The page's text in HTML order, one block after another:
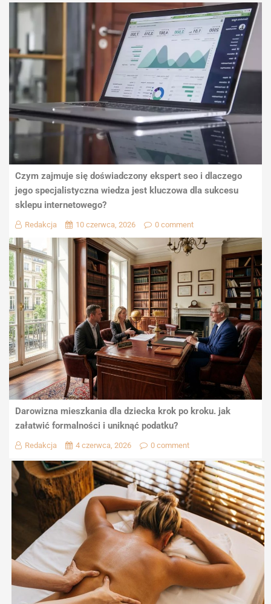
Czym zajmuje się doświadczony ekspert seo i dlaczego
jego specjalistyczna wiedza jest kluczowa dla sukcesu
sklepu internetowego?
Redakcja 10 czerwca, 2026 0 comment
Darowizna mieszkania dla dziecka krok po kroku. jak
załatwić formalności i uniknąć podatku?
Redakcja 4 czerwca, 2026 0 comment